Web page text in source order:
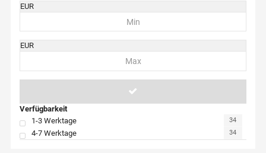
EUR
EUR
Verfügbarkeit
1-3 Werktage
34
4-7 Werktage 34